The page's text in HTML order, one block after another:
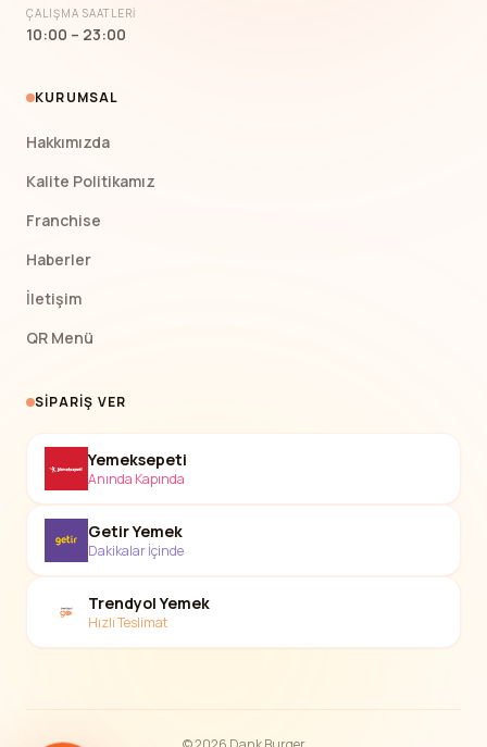
ÇALIŞMA SAATLERI
10:00 – 23:00
KURUMSAL
Hakkımızda
Kalite Politikamız
Franchise
Haberler
İletişim
QR Menü
SIPARIŞ VER
Yemeksepeti
Anında Kapında
Getir Yemek
Dakikalar İçinde
Trendyol Yemek
Hızlı Teslimat